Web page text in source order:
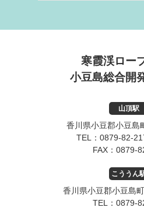
寒霞渓ロー
小豆島総合開
山頂駅
香川県小豆郡小豆島
TEL： 0879-82-
FAX： 0879-
こううん
香川県小豆郡小豆島
TEL： 0879-